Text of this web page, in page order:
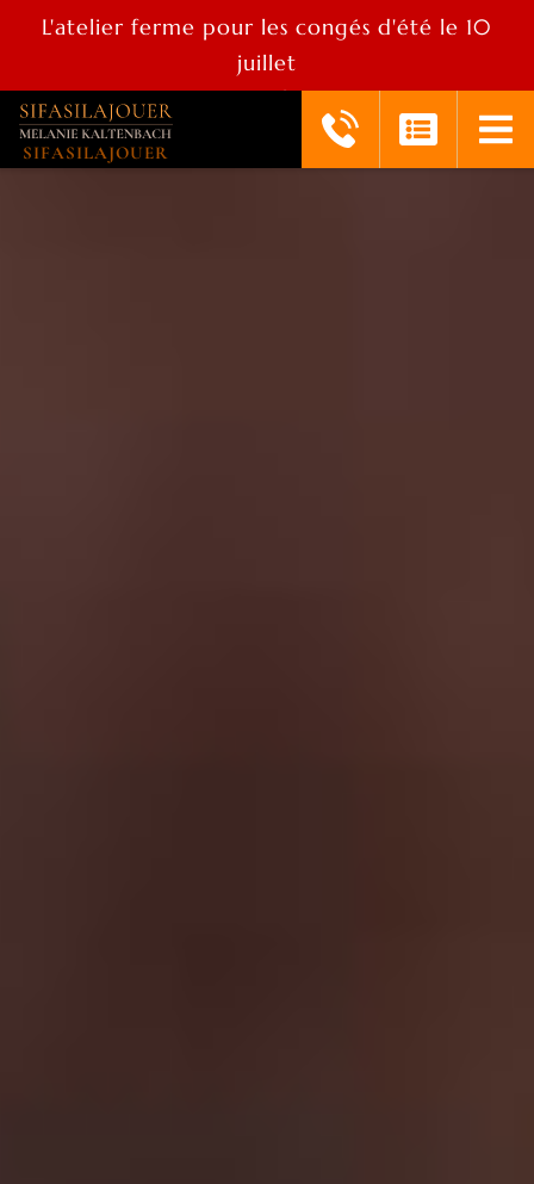
L'atelier ferme pour les congés d'été le 10
juillet
réouverture le 25 aout
SIFASILAJOUER